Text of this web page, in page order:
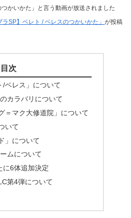
かいかた」と言う動画が放送されました
ラSP】ベレト / ベレスのつかいかた」 が投稿
目次
/ベレス」について
カラバリについて
＝マク大修道院」について
いて
」について
ムについて
に6体追加決定
第4弾について